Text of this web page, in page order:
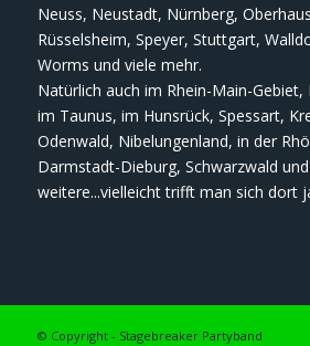
Neuss, Neustadt, Nürnberg,
Rüsselsheim, Speyer, Stuttgart,
Worms und viele mehr.
Natürlich auch im Rhein-Main-Gebiet,
im Taunus, im Hunsrück, Spessart,
Odenwald, Nibelungenland, in der
Darmstadt-Dieburg, Schwarzwald
weitere...vielleicht trifft man sich dort
© Copyright - Stagebreaker Partyband